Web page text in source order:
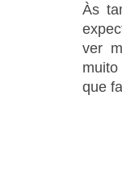
Às
ver
que